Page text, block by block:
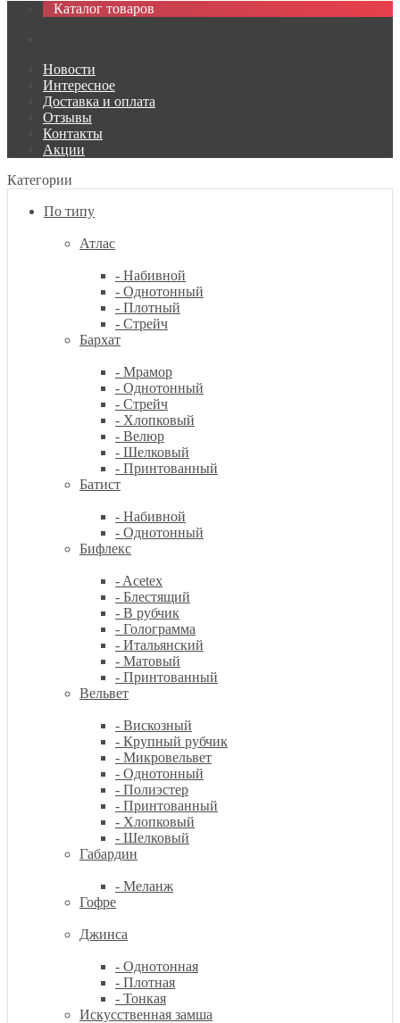
Каталог товаров
Новости
Интересное
Доставка и оплата
Отзывы
Контакты
Акции
Категории
По типу
Атлас
- Набивной
- Однотонный
- Плотный
- Стрейч
Бархат
- Мрамор
- Однотонный
- Стрейч
- Хлопковый
- Велюр
- Шелковый
- Принтованный
Батист
- Набивной
- Однотонный
Бифлекс
- Acetex
- Блестящий
- В рубчик
- Голограмма
- Итальянский
- Матовый
- Принтованный
Вельвет
- Вискозный
- Крупный рубчик
- Микровельвет
- Однотонный
- Полиэстер
- Принтованный
- Хлопковый
- Шелковый
Габардин
- Меланж
Гофре
Джинса
- Однотонная
- Плотная
- Тонкая
Искусственная замша